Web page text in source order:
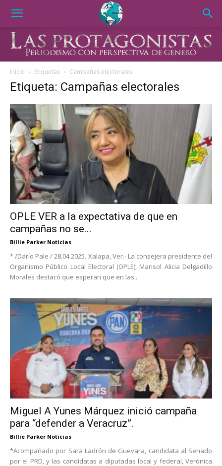
Inicio Etiquetas Campañas electorales
Etiqueta: Campañas electorales
OPLE VER a la expectativa de que en
campañas no se...
Billie Parker Noticias
* /Darío Pale / 28.04.2025. Xalapa, Ver.- La consejera presidente del
Organismo Público Local Electoral (OPLE), Marisol Alicia Delgadillo
Morales destacó que esperan que en las...
Miguel A Yunes Márquez inició campaña
para “defender a Veracruz”.
Billie Parker Noticias
*Acompañado por Sara Ladrón de Guevara, candidata al Senado
por el PRD, y las candidatas a diputadas local y federal, Verónica